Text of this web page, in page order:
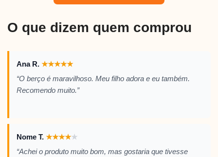
O que dizem quem comprou
Ana R. ★★★★★
“O berço é maravilhoso. Meu filho adora e eu também.
Recomendo muito.”
Nome T. ★★★★★
“Achei o produto muito bom, mas gostaria que tivesse